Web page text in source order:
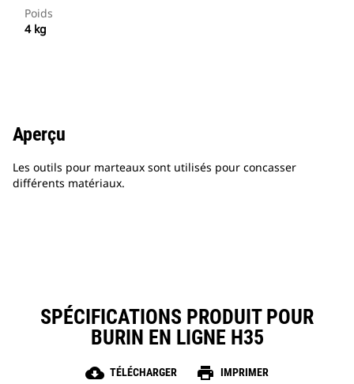
Poids
4 kg
Aperçu
Les outils pour marteaux sont utilisés pour concasser
différents matériaux.
SPÉCIFICATIONS PRODUIT POUR
BURIN EN LIGNE H35
cloud_download TÉLÉCHARGER print IMPRIMER